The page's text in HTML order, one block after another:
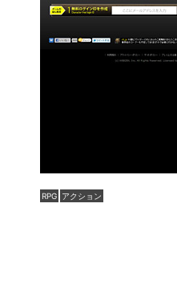
RPG アクション